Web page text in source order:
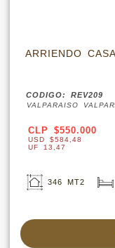
ARRIENDO
CODIGO: REV209
VALPARAISO
CLP $550.000
USD $584,48
UF 13,47
346 MT2